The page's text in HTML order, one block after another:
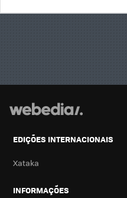
EDIÇÕES INTERNACIONAIS
Xataka
INFORMAÇÕES